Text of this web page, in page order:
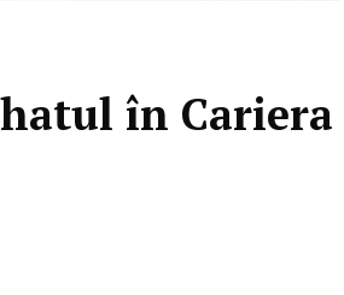
în Cariera